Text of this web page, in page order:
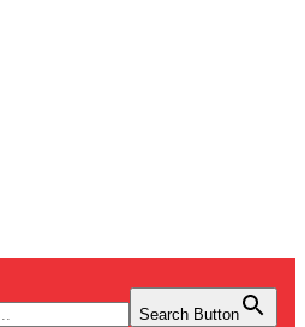
Search Button